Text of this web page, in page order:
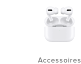
Accessoires